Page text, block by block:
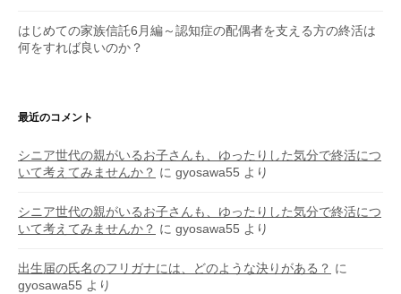
はじめての家族信託6月編～認知症の配偶者を支える方の終活は
何をすれば良いのか？
最近のコメント
シニア世代の親がいるお子さんも、ゆったりした気分で終活につ
いて考えてみませんか？ に gyosawa55 より
シニア世代の親がいるお子さんも、ゆったりした気分で終活につ
いて考えてみませんか？ に gyosawa55 より
出生届の氏名のフリガナには、どのような決りがある？ に
gyosawa55 より